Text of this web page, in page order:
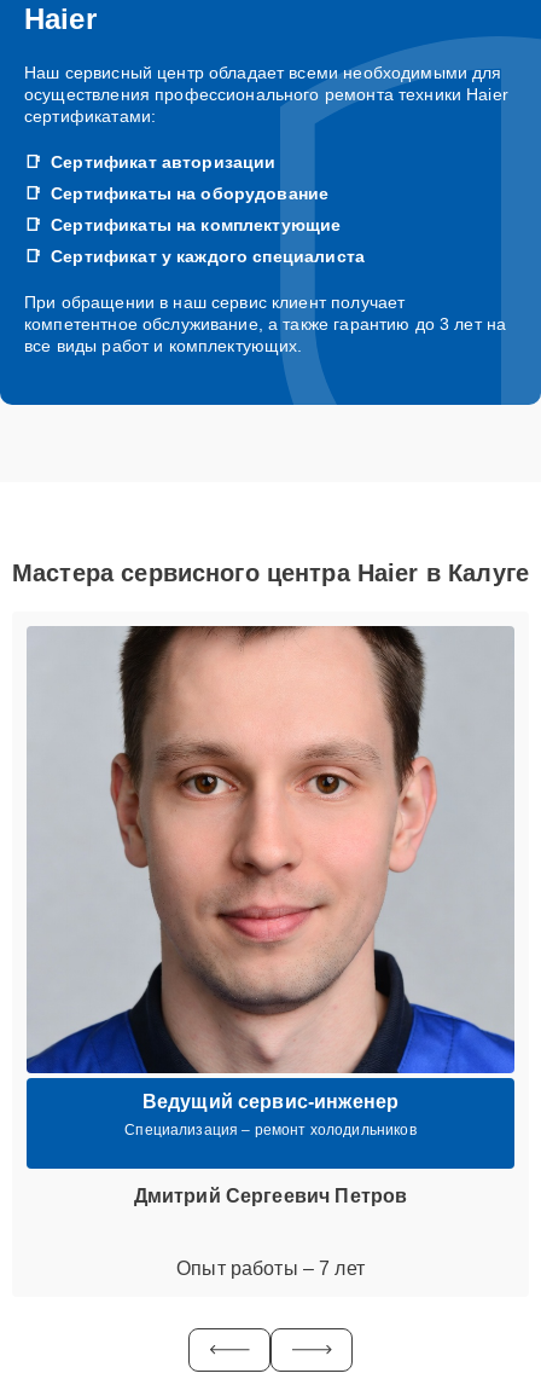
Haier
Наш сервисный центр обладает всеми необходимыми для
осуществления профессионального ремонта техники Haier
сертификатами:
Сертификат авторизации
Сертификаты на оборудование
Сертификаты на комплектующие
Сертификат у каждого специалиста
При обращении в наш сервис клиент получает
компетентное обслуживание, а также гарантию до 3 лет на
все виды работ и комплектующих.
Мастера сервисного центра Haier в Калуге
Ведущий сервис-инженер
Специализация – ремонт холодильников
Дмитрий Сергеевич Петров
Опыт работы – 7 лет